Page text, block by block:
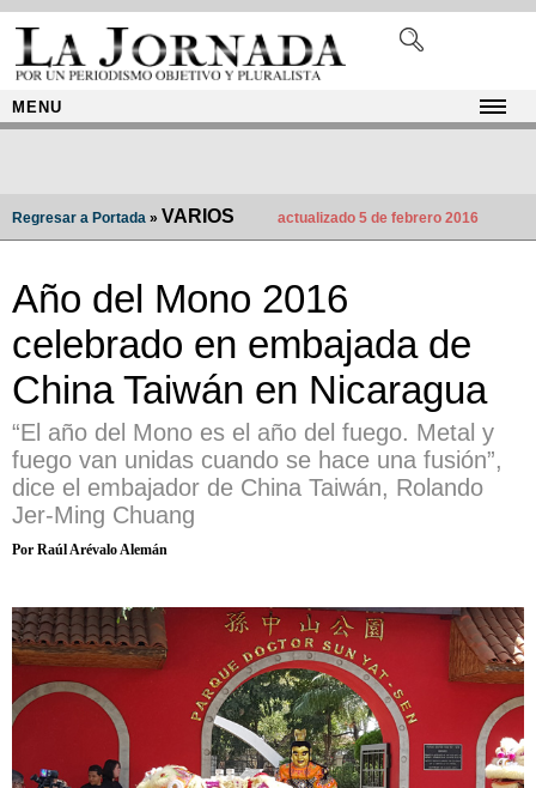
MENU
Regresar a Portada » VARIOS actualizado 5 de febrero 2016
Año del Mono 2016
celebrado en embajada de
China Taiwán en Nicaragua
“El año del Mono es el año del fuego. Metal y
fuego van unidas cuando se hace una fusión”,
dice el embajador de China Taiwán, Rolando
Jer-Ming Chuang
Por Raúl Arévalo Alemán